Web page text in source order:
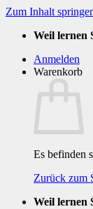
Zum Inhalt
Weil lernen
Anmelden
Warenkorb
Es befinden
Zurück zum
Weil lernen